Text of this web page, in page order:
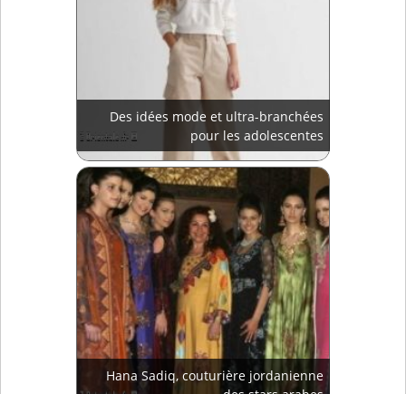
Des idées mode et ultra-branchées
pour les adolescentes
Hana Sadiq, couturière jordanienne